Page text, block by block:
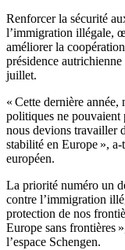
Renforcer la sécurité
l’immigration illégale,
améliorer la
présidence
juillet.
« Cette dernière année,
politiques ne pouvaient
nous devions travailler
stabilité en Europe »,
européen.
La priorité numéro un
contre l’immigration
protection de nos
Europe sans frontières
l’espace Schengen.